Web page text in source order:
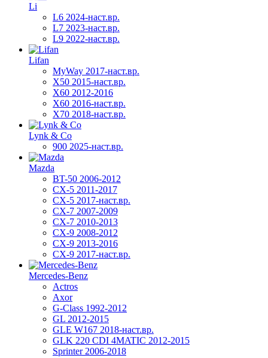
Li
L6 2024-наст.вр.
L7 2023-наст.вр.
L9 2022-наст.вр.
Lifan
MyWay 2017-наст.вр.
X50 2015-наст.вр.
X60 2012-2016
X60 2016-наст.вр.
X70 2018-наст.вр.
Lynk & Co
900 2025-наст.вр.
Mazda
BT-50 2006-2012
CX-5 2011-2017
CX-5 2017-наст.вр.
CX-7 2007-2009
CX-7 2010-2013
CX-9 2008-2012
CX-9 2013-2016
CX-9 2017-наст.вр.
Mercedes-Benz
Actros
Axor
G-Class 1992-2012
GL 2012-2015
GLE W167 2018-наст.вр.
GLK 220 CDI 4MATIC 2012-2015
Sprinter 2006-2018